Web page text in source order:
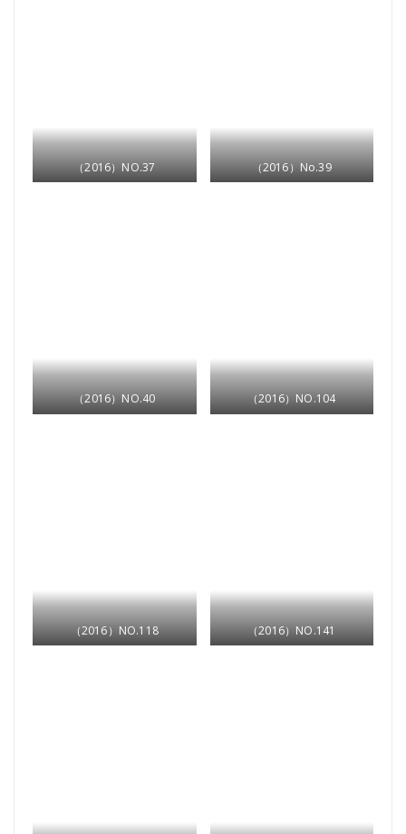
（2016）NO.37 （2016）No.39
（2016）NO.40 （2016）NO.104
（2016）NO.118 （2016）NO.141